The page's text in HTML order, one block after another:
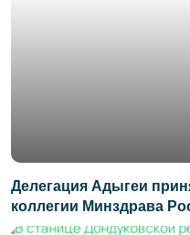
Делегация Адыгеи
коллегии Минздрава